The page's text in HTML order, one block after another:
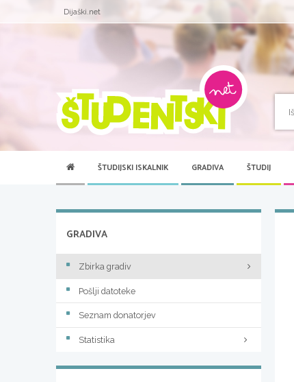
Dijaški.net
ŠTUDIJSKI ISKALNIK GRADIVA ŠTUDIJ
GRADIVA
Zbirka gradiv
Pošlji datoteke
Seznam donatorjev
Statistika